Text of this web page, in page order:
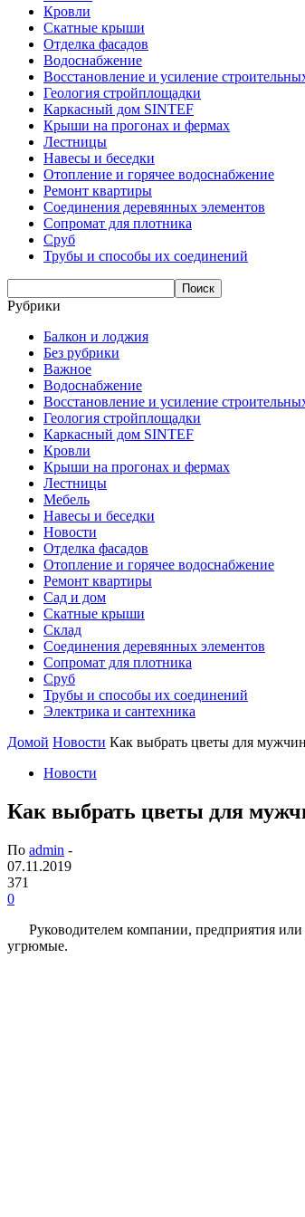
Кровли
Скатные крыши
Отделка фасадов
Водоснабжение
Восстановление и усиление
Геология стройплощадки
Каркасный дом SINTEF
Крыши на прогонах и фермах
Лестницы
Навесы и беседки
Отопление и горячее водоснабжение
Ремонт квартиры
Соединения деревянных элементов
Сопромат для плотника
Сруб
Трубы и способы их соединений
Рубрики
Балкон и лоджия
Без рубрики
Важное
Водоснабжение
Восстановление и усиление
Геология стройплощадки
Каркасный дом SINTEF
Кровли
Крыши на прогонах и фермах
Лестницы
Мебель
Навесы и беседки
Новости
Отделка фасадов
Отопление и горячее водоснабжение
Ремонт квартиры
Сад и дом
Скатные крыши
Склад
Соединения деревянных элементов
Сопромат для плотника
Сруб
Трубы и способы их соединений
Электрика и сантехника
Домой Новости Как выбрать цветы для
Новости
Как выбрать цветы для
По admin -
07.11.2019
371
0
Руководителем компании, предприятия
угрюмые.